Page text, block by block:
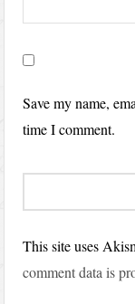
Save my name,
time I comment.
This site uses
comment data is